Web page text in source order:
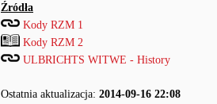
Źródła
Kody RZM 1
Kody RZM 2
ULBRICHTS WITWE - History
Ostatnia aktualizacja: 2014-09-16 22:08